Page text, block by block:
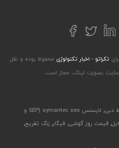
لینکداینتوییترفیسبوک
تکراتو - اخبار تکنولوژی محفوظ بوده و نقل
سایت بصورت لینک، مجاز است.
دبی,
لایسنس symantec ses (SEP و
, قیمت روز گوشی, فیگار, زنگ تفریح,